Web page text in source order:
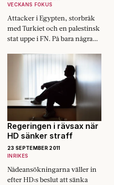
VECKANS FOKUS
Attacker i Egypten, storbråk
med Turkiet och en ­palestinsk
stat uppe i FN. På bara några
största säkerhetspolitiska ­kris
på decennier, skriver Göran
Regeringen i rävsax när
HD sänker straff
23 SEPTEMBER 2011
INRIKES
Nådeansökningarna väller in
efter HD:s beslut att sänka